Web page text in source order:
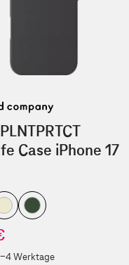
Case iPhone 17
4 Werktage